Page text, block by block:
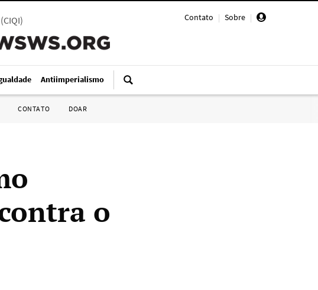
Contato | Sobre |
CIQI)
Antiimperialismo
CONTATO DOAR
o